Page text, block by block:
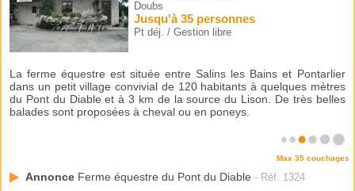
Doubs
Jusqu'à 35 personnes
Pt déj. / Gestion libre
La ferme équestre est située entre Salins les Bains et Pontarlier
dans un petit village convivial de 120 habitants à quelques mètres
du Pont du Diable et à 3 km de la source du Lison. De très belles
balades sont proposées à cheval ou en poneys.
Max 35 couchages
Annonce Ferme équestre du Pont du Diable - Réf. 1324